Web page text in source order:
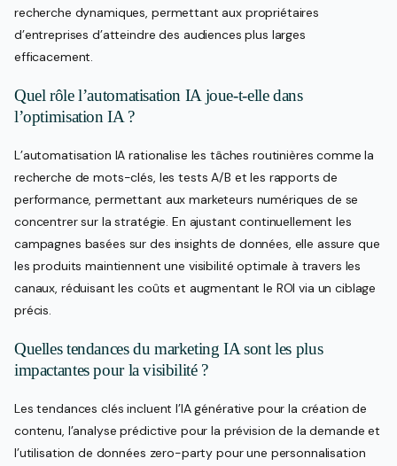
recherche dynamiques, permettant aux propriétaires
d’entreprises d’atteindre des audiences plus larges
efficacement.
Quel rôle l’automatisation IA joue-t-elle dans
l’optimisation IA ?
L’automatisation IA rationalise les tâches routinières comme la
recherche de mots-clés, les tests A/B et les rapports de
performance, permettant aux marketeurs numériques de se
concentrer sur la stratégie. En ajustant continuellement les
campagnes basées sur des insights de données, elle assure que
les produits maintiennent une visibilité optimale à travers les
canaux, réduisant les coûts et augmentant le ROI via un ciblage
précis.
Quelles tendances du marketing IA sont les plus
impactantes pour la visibilité ?
Les tendances clés incluent l’IA générative pour la création de
contenu, l’analyse prédictive pour la prévision de la demande et
l’utilisation de données zero-party pour une personnalisation